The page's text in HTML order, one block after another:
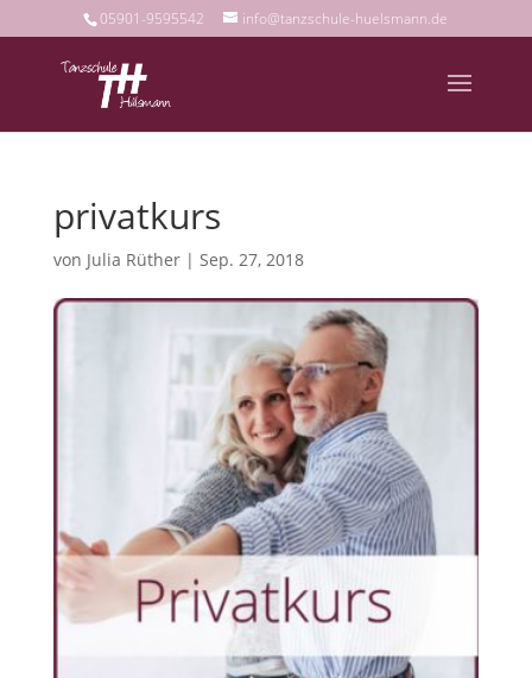
05901-9595542 info@tanzschule-huelsmann.de
privatkurs
von Julia Rüther| Sep. 27, 2018